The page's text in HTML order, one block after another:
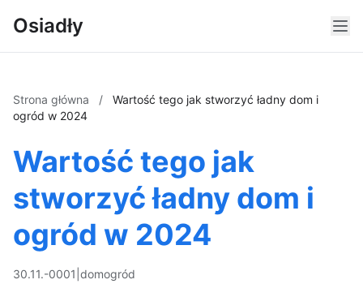
Osiadły
Strona główna /
Wartość tego jak stworzyć ładny dom i
ogród w 2024
Wartość tego jak
stworzyć ładny dom i
ogród w 2024
30.11.-0001 domogród